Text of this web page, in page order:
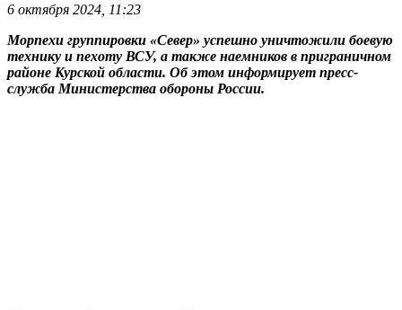
6 октября 2024, 11:23
Морпехи группировки «Север» успешно уничтожили боевую
технику и пехоту ВСУ, а также наемников в приграничном
районе Курской области. Об этом информирует пресс-
служба Министерства обороны России.